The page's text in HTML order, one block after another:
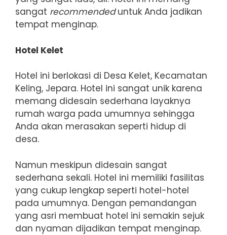
sangat recommendeduntuk Anda jadikan
tempat menginap.
Hotel Kelet
Hotel ini berlokasi di Desa Kelet, Kecamatan
Keling, Jepara. Hotel ini sangat unik karena
memang didesain sederhana layaknya
rumah warga pada umumnya sehingga
Anda akan merasakan seperti hidup di
desa.
Namun meskipun didesain sangat
sederhana sekali. Hotel ini memiliki fasilitas
yang cukup lengkap seperti hotel-hotel
pada umumnya. Dengan pemandangan
yang asri membuat hotel ini semakin sejuk
dan nyaman dijadikan tempat menginap.